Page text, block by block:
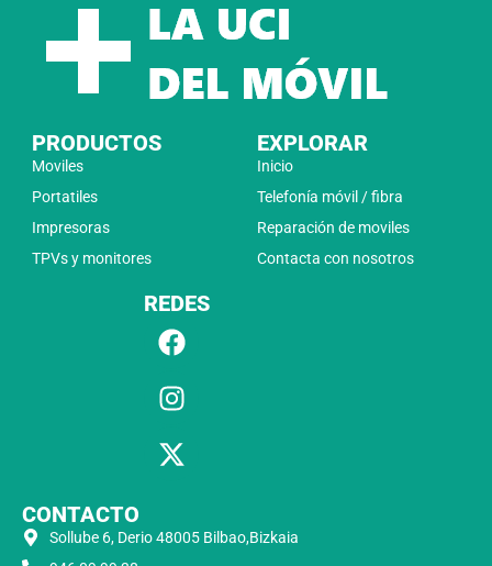
PRODUCTOS
Moviles
Portatiles
Impresoras
TPVs y monitores
EXPLORAR
Inicio
Telefonía móvil / fibra
Reparación de moviles
Contacta con nosotros
REDES
CONTACTO
Sollube 6, Derio 48005 Bilbao,Bizkaia